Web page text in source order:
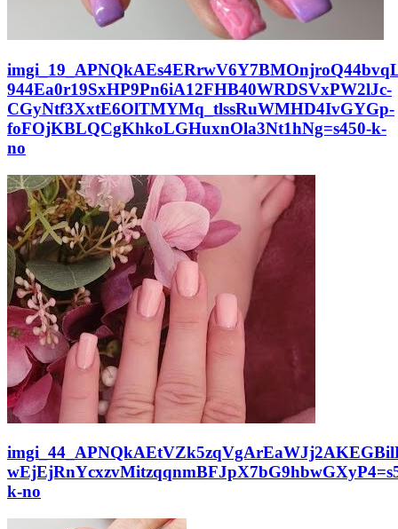
944Ea0r19SxHP9Pn6iA12FHB40WRDSVxPW2lJc-
CGyNtf3XxtE6OlTMYMq_tlssRuWMHD4IvGYGp-
foFOjKBLQCgKhkoLGHuxnOla3Nt1hNg=s450-k-
no
k-no